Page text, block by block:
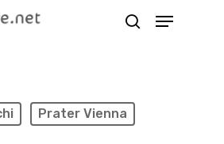
Menu
Prater Vienna